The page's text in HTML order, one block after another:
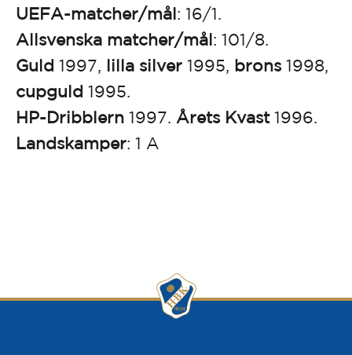
UEFA-matcher/mål: 16/1.
Allsvenska matcher/mål: 101/8.
Guld 1997, lilla silver 1995, brons1998,
cupguld 1995.
HP-Dribblern 1997. Årets Kvast1996.
Landskamper: 1 A